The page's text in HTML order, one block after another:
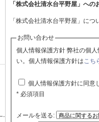
-
「株式会社清水台平野屋」への
「株式会社清水台平野屋」に
お問い合わせ
個人情報保護方針 弊社の個人情報保護方針に同意される場合はチェックボックスをクリックしてくださ
い。個人情報保護方針はこち
個人情報保護方針に同意
* 必須項目
メールを送る: